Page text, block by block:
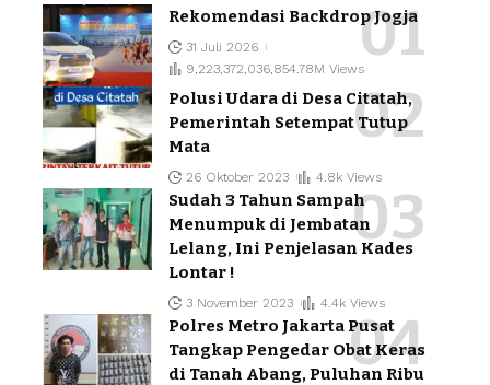
Rekomendasi Backdrop Jogja
31 Juli 2026
9,223,372,036,854.78M Views
Polusi Udara di Desa Citatah,
Pemerintah Setempat Tutup
Mata
26 Oktober 2023 4.8k Views
Sudah 3 Tahun Sampah
Menumpuk di Jembatan
Lelang, Ini Penjelasan Kades
Lontar !
3 November 2023 4.4k Views
Polres Metro Jakarta Pusat
Tangkap Pengedar Obat Keras
di Tanah Abang, Puluhan Ribu